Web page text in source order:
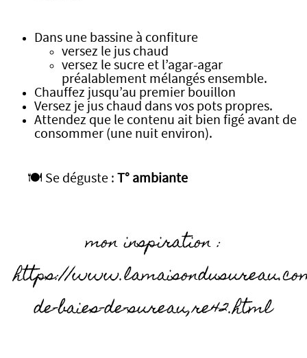
Dans une bassine à confiture
versez le jus chaud
versez le sucre et l’agar-agar
préalablement mélangés ensemble.
Chauffez jusqu’au premier bouillon
Versez je jus chaud dans vos pots propres.
Attendez que le contenu ait bien figé avant de
consommer (une nuit environ).
🍽️ Se déguste : T° ambiante
mon inspiration :
https://
de-baies-de-sureau,re42.html